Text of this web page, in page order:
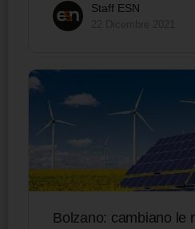
Staff ESN
Bolzano: cambiano le